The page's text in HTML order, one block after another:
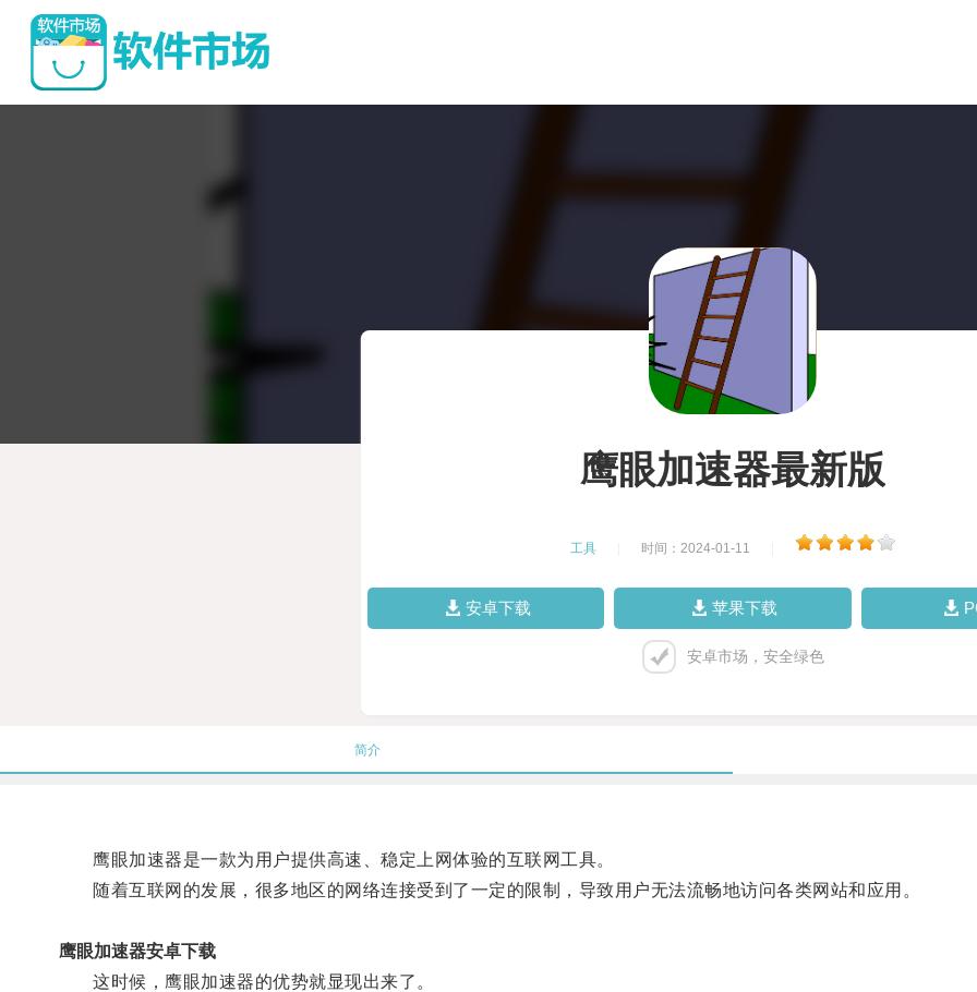
鹰眼加速器最新版
工具 时间：2024-01-11
安卓下载 苹果下载
安卓市场，安全绿色
简介
鹰眼加速器是一款为用户提供高速、稳定上网体验的互联网工具。
随着互联网的发展，很多地区的网络连接受到了一定的限制，导致用户无法流畅地访问各类网站和应用。
鹰眼加速器安卓下载
这时候，鹰眼加速器的优势就显现出来了。